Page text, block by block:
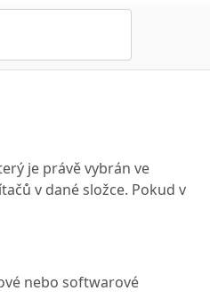
je právě vybrán ve
v dané složce. Pokud v
nebo softwarové